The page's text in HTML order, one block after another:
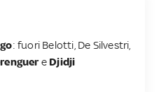
: fuori Belotti, De Silvestri,
e Djidji